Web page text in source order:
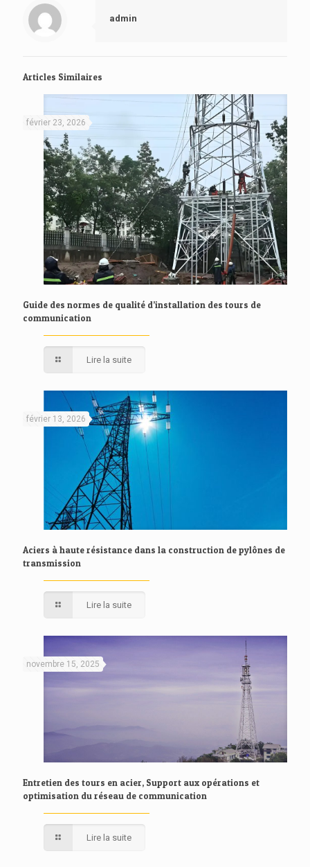
admin
Articles Similaires
février 23, 2026
Guide des normes de qualité d’installation des tours de
communication
Lire la suite
février 13, 2026
Aciers à haute résistance dans la construction de pylônes de
transmission
Lire la suite
novembre 15, 2025
Entretien des tours en acier, Support aux opérations et
optimisation du réseau de communication
Lire la suite